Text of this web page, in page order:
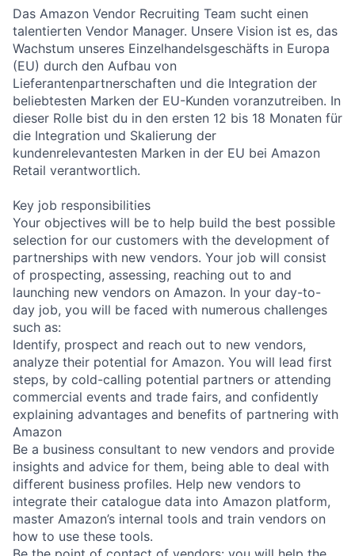
Das Amazon Vendor Recruiting Team sucht einen
talentierten Vendor Manager. Unsere Vision ist es, das
Wachstum unseres Einzelhandelsgeschäfts in Europa
(EU) durch den Aufbau von
Lieferantenpartnerschaften und die Integration der
beliebtesten Marken der EU-Kunden voranzutreiben. In
dieser Rolle bist du in den ersten 12 bis 18 Monaten für
die Integration und Skalierung der
kundenrelevantesten Marken in der EU bei Amazon
Retail verantwortlich.
Key job responsibilities
Your objectives will be to help build the best possible
selection for our customers with the development of
partnerships with new vendors. Your job will consist
of prospecting, assessing, reaching out to and
launching new vendors on Amazon. In your day-to-
day job, you will be faced with numerous challenges
such as:
Identify, prospect and reach out to new vendors,
analyze their potential for Amazon. You will lead first
steps, by cold-calling potential partners or attending
commercial events and trade fairs, and confidently
explaining advantages and benefits of partnering with
Amazon
Be a business consultant to new vendors and provide
insights and advice for them, being able to deal with
different business profiles. Help new vendors to
integrate their catalogue data into Amazon platform,
master Amazon’s internal tools and train vendors on
how to use these tools.